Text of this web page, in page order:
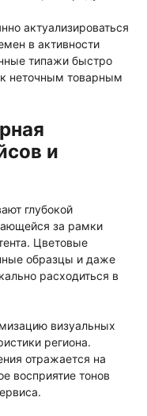
актуализироваться
в активности
типажи быстро
неточным товарным
и
глубокой
за рамки
Цветовые
образцы и даже
расходиться в
визуальных
региона.
отражается на
восприятие тонов